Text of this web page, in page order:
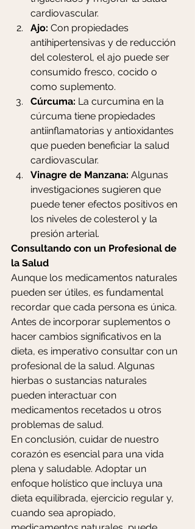
cardiovascular.
Ajo: Con propiedades
antihipertensivas y de reducción
del colesterol, el ajo puede ser
consumido fresco, cocido o
como suplemento.
Cúrcuma: La curcumina en la
cúrcuma tiene propiedades
antiinflamatorias y antioxidantes
que pueden beneficiar la salud
cardiovascular.
Vinagre de Manzana: Algunas
investigaciones sugieren que
puede tener efectos positivos en
los niveles de colesterol y la
presión arterial.
Consultando con un Profesional de
la Salud
Aunque los medicamentos naturales
pueden ser útiles, es fundamental
recordar que cada persona es única.
Antes de incorporar suplementos o
hacer cambios significativos en la
dieta, es imperativo consultar con un
profesional de la salud. Algunas
hierbas o sustancias naturales
pueden interactuar con
medicamentos recetados u otros
problemas de salud.
En conclusión, cuidar de nuestro
corazón es esencial para una vida
plena y saludable. Adoptar un
enfoque holístico que incluya una
dieta equilibrada, ejercicio regular y,
cuando sea apropiado,